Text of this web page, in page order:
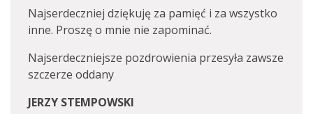
Najserdeczniej dziękuję za pamięć i za wszystko
inne. Proszę o mnie nie zapominać.
Najserdeczniejsze pozdrowienia przesyła zawsze
szczerze oddany
JERZY STEMPOWSKI